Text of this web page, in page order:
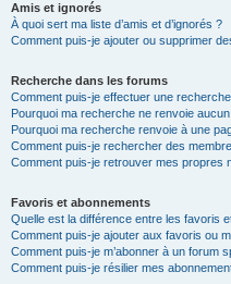
Amis et ignorés
À quoi sert ma liste d’amis et d’ignorés ?
Comment puis-je ajouter ou supprimer
Recherche dans les forums
Comment puis-je effectuer une
Pourquoi ma recherche ne renvoie
Pourquoi ma recherche renvoie à une
Comment puis-je rechercher des
Comment puis-je retrouver mes propres
Favoris et abonnements
Quelle est la différence entre les favoris
Comment puis-je ajouter aux favoris ou
Comment puis-je m’abonner à un forum
Comment puis-je résilier mes